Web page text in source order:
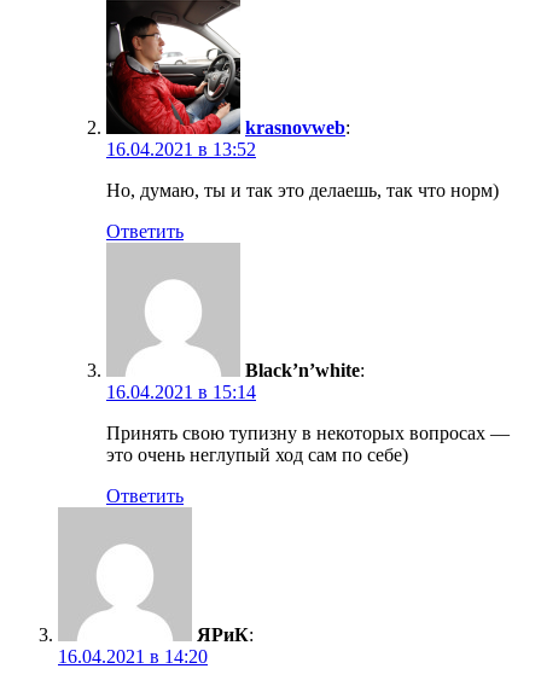
krasnovweb:
16.04.2021 в 13:52
Но, думаю, ты и так это делаешь, так что норм)
Ответить
Black’n’white:
16.04.2021 в 15:14
Принять свою тупизну в некоторых вопросах —
это очень неглупый ход сам по себе)
Ответить
ЯРиК:
16.04.2021 в 14:20